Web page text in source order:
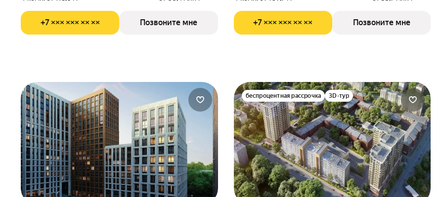
+7 ××× ××× ×× ×× Позвоните мне +7 ××× ××× ×× ×× Позвоните мне
беспроцентная рассрочка 3D-тур